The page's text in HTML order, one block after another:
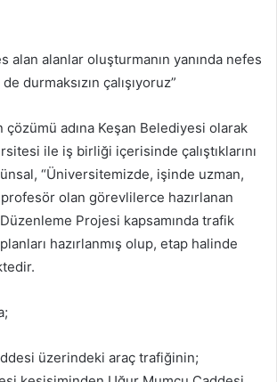
alan alanlar oluşturmanın yanında nefes
durmaksızın çalışıyoruz”
adına Keşan Belediyesi olarak
ile iş birliği içerisinde çalıştıklarını
“Üniversitemizde, işinde uzman,
olan görevlilerce hazırlanan
Projesi kapsamında trafik
hazırlanmış olup, etap halinde
üzerindeki araç trafiğinin;